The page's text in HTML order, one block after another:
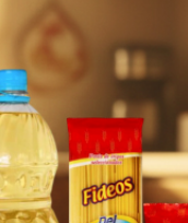
1 kg
1 kg.
Agregar